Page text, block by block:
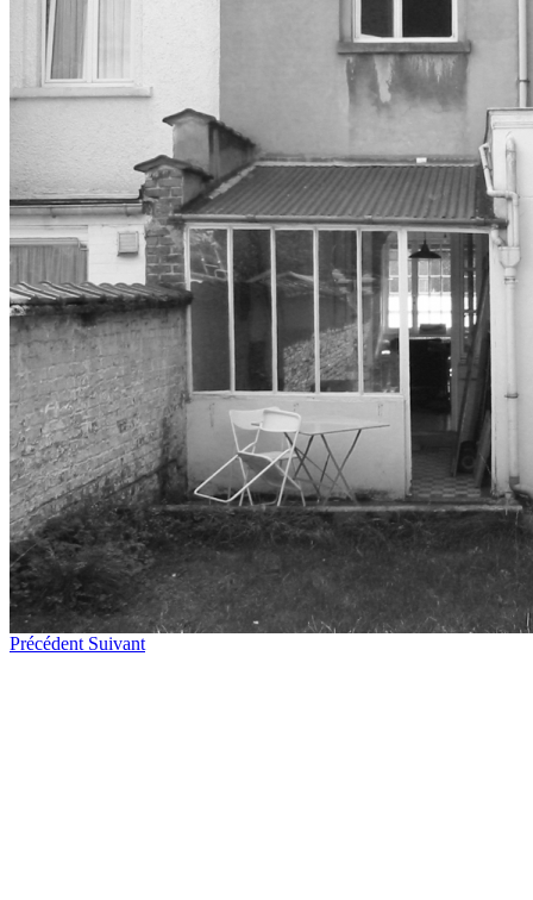
Précédent Suivant